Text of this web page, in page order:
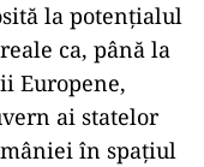
la potenţialul
ca, până la
Europene,
ai statelor
în spaţiul